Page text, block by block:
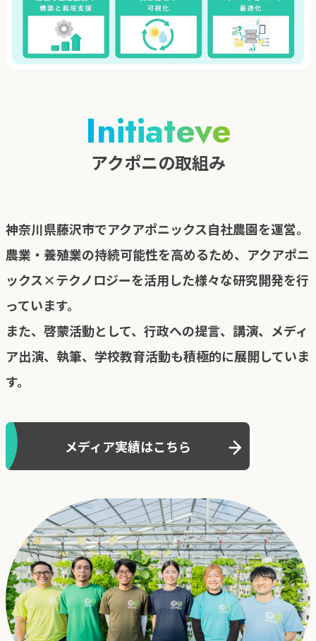
Initiateve
アクポニの取組み
神奈川県藤沢市でアクアポニックス自社農園を運営。
農業・養殖業の持続可能性を高めるため、アクアポニ
ックス×テクノロジーを活用した様々な研究開発を行
っています。
また、啓蒙活動として、行政への提言、講演、メディ
ア出演、執筆、学校教育活動も積極的に展開していま
す。
メディア実績はこちら